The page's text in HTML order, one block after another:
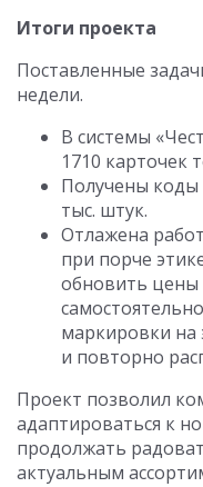
Итоги проекта
Поставленные
недели.
В системы
1710 карточек
Получены коды
тыс. штук.
Отлажена
при порче
обновить
маркировки на
и повторно
Проект позволил
адаптироваться к
продолжать
актуальным